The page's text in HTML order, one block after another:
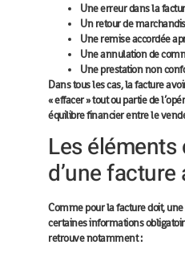
Une erreur dans la
Un retour de
Une remise accordée
Une annulation de
Une prestation non
Dans tous les cas, la facture
« effacer » tout ou partie de
équilibre financier entre le
Les
d’une facture
Comme pour la facture doit,
certaines informations
retrouve notamment :